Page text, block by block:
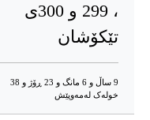
، 299 و 300ی
تێکۆشان
9 ساڵ و 6 مانگ و 23 ڕۆژ و 38
خوله‌ک له‌مه‌وپێش‌